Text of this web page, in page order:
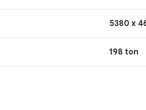
5380 x
198 ton